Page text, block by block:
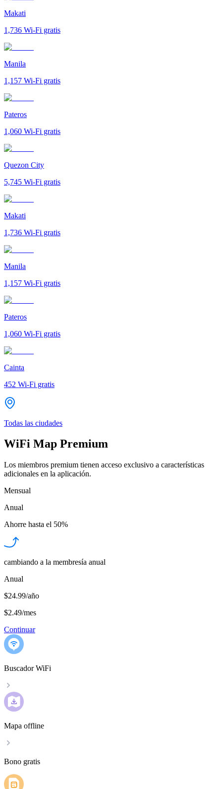
Makati
1,736 Wi-Fi gratis
Manila
1,157 Wi-Fi gratis
Pateros
1,060 Wi-Fi gratis
Quezon City
5,745 Wi-Fi gratis
Makati
1,736 Wi-Fi gratis
Manila
1,157 Wi-Fi gratis
Pateros
1,060 Wi-Fi gratis
Cainta
452 Wi-Fi gratis
Todas las ciudades
WiFi Map Premium
Los miembros premium tienen acceso exclusivo a características
adicionales en la aplicación.
Mensual
Anual
Ahorre hasta el 50%
cambiando a la membresía anual
Anual
$24.99/año
$2.49/mes
Continuar
Buscador WiFi
Mapa offline
Bono gratis